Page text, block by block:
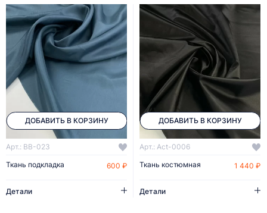
ДОБАВИТЬ В КОРЗИНУ
Арт.: BB-023
Ткань подкладка
600 ₽
Детали
ДОБАВИТЬ В КОРЗИНУ
Арт.: Act-0006
Ткань костюмная
1 440 ₽
Детали